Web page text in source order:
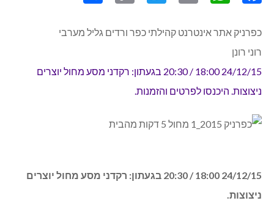
כפרניק אתר אינטרנט קהילתי כפר ורדים גליל מערבי
רוני רונן
24/12/15 18:00 / 20:30 בגעתון: רקדני מסע מחול יוצרים
ניצוצות. היכנסו לפרטים והזמנות.
24/12/15 18:00 / 20:30 בגעתון: רקדני מסע מחול יוצרים
ניצוצות.